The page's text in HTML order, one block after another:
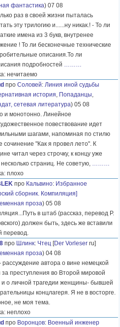
фантастика) 07 08
раз в своей жизни пыталась
эту трилогию и......ну никак.! - То ли
имена из 3 букв, внутренее
! То ли бесконечные технические
описания.То ли
подробностей ………
нечитаемо
про Соловей: Линия иной судьбы
история, Попаданцы,
сетевая литература) 05 08
и монотонно. Линейное
повествование идет
шагами, напоминая по стилю
сочинение "Как я провел лето". К
читал через строчку, к концу уже
страниц. Не советую, ………
плохо
про Кальвино: Избранное
сборник. Компиляция]
проза) 05 08
в штаб (рассказ, перевод Р.
должен быть, здесь же вставили
перевод.
про Шлинк: Чтец [Der Vorleser ru]
проза) 04 08
рассуждение автора о вине немецкой
за преступления во Второй мировой
и о личной трагедии женщины- бывшей
концлагеря. Я не в восторге.
не моя тема.
неплохо
про Воронцов: Военный инженер